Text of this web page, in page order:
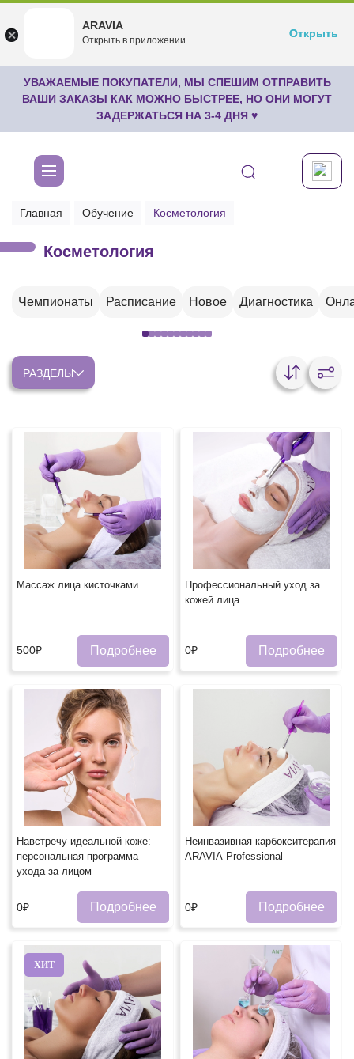
undefined
Бесплатноru.aravia.new
Открыть
УВАЖАЕМЫЕ ПОКУПАТЕЛИ, МЫ СПЕШИМ ОТПРАВИТЬ
ВАШИ ЗАКАЗЫ КАК МОЖНО БЫСТРЕЕ, НО ОНИ МОГУТ
ЗАДЕРЖАТЬСЯ НА 3-4 ДНЯ ♥
Главная Обучение Косметология
Косметология
Чемпионаты Расписание Новое Диагностика
РАЗДЕЛЫ
Массаж лица кисточками
500₽ Подробнее
Профессиональный уход за
кожей лица
0₽ Подробнее
Навстречу идеальной коже:
персональная программа
ухода за лицом
0₽ Подробнее
Неинвазивная карбокситерапия
ARAVIA Professional
0₽ Подробнее
ХИТ
ARAVIA
Открыть в приложении
Открыть